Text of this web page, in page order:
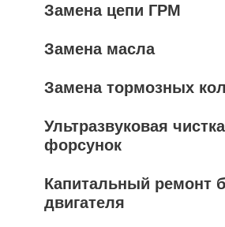
Замена цепи ГРМ
Замена масла
Замена тормозных
Ультразвуковая
форсунок
Капитальный ремонт
двигателя